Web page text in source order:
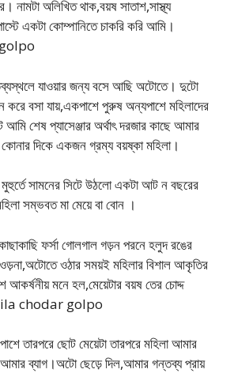
নামটা অলিখিত থাক,বয়ষ সাতাশ,সাস্থ্য
একটা কোম্পানিতে চাকরি করি আমি।
যাওয়ার জন্য বসে আছি অটোতে। দুটো
করে বসা যায়,একপাশে পুরুষ অন্যপাশে মহিলাদের
শেষ প্যাসেঞ্জার অর্থাৎ দরজার কাছে আমার
কোনার দিকে একজন গ্রম্য বয়ষ্কা মহিলা।
মুহুর্তে সামনের সিটে উঠলো একটা আট ন বছরের
সম্ভবত মা মেয়ে বা বোন ।
ফর্সা গোলগাল গড়ন পরনে হলুদ রঙের
ওড়না,অটোতে ওঠার সময়ই মহিলার বিশাল আকৃতির
আকর্ষনীয় মনে হল,মেয়েটার বয়ষ তের চোদ্দ
chodar golpo
তারপরে ছোট মেয়েটা তারপরে মহিলা আমার
ব্যাগ।অটো ছেড়ে দিল,আমার গন্তব্য প্রায়